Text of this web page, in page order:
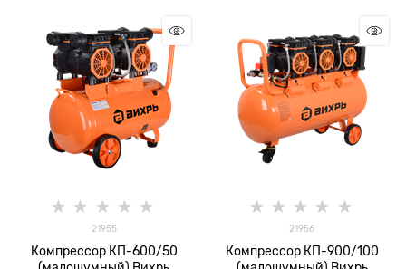
21955
Компрессор КП-600/50
21956
Компрессор КП-900/100